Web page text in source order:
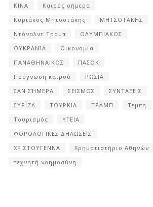
ΚΙΝΑ
Καιρός σήμερα
Κυριάκος Μητσοτάκης
ΜΗΤΣΟΤΑΚΗΣ
Ντόναλντ Τραμπ
ΟΛΥΜΠΙΑΚΟΣ
ΟΥΚΡΑΝΊΑ
Οικονομία
ΠΑΝΑΘΗΝΑΙΚΟΣ
ΠΑΣΟΚ
Πρόγνωση καιρού
ΡΩΣΙΑ
ΣΑΝ ΣΉΜΕΡΑ
ΣΕΙΣΜΟΣ
ΣΥΝΤΑΞΕΙΣ
ΣΥΡΙΖΑ
ΤΟΥΡΚΙΑ ΤΡΑΜΠ
Τέμπη
Τουρισμός
ΥΓΕΙΑ
ΦΟΡΟΛΟΓΙΚΕΣ ΔΗΛΩΣΕΙΣ
ΧΡΙΣΤΟΥΓΕΝΝΑ
Χρηματιστήριο Αθηνών
τεχνητή νοημοσύνη